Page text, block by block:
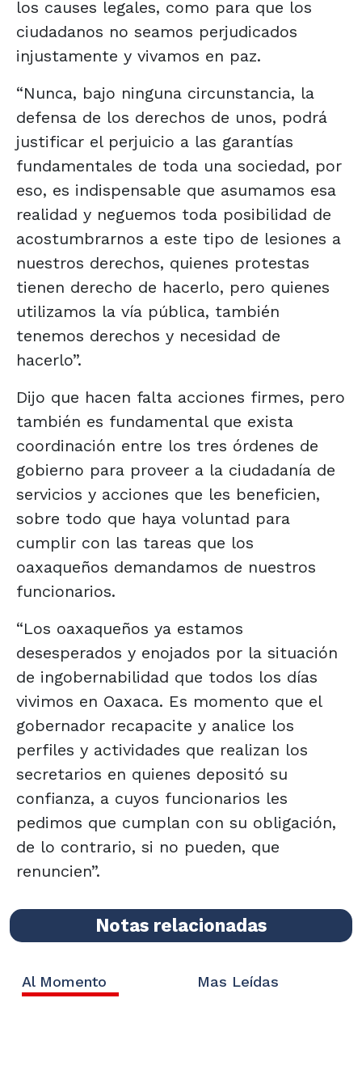
los causes legales, como para que los
ciudadanos no seamos perjudicados
injustamente y vivamos en paz.
“Nunca, bajo ninguna circunstancia, la
defensa de los derechos de unos, podrá
justificar el perjuicio a las garantías
fundamentales de toda una sociedad, por
eso, es indispensable que asumamos esa
realidad y neguemos toda posibilidad de
acostumbrarnos a este tipo de lesiones a
nuestros derechos, quienes protestas
tienen derecho de hacerlo, pero quienes
utilizamos la vía pública, también
tenemos derechos y necesidad de
hacerlo”.
Dijo que hacen falta acciones firmes, pero
también es fundamental que exista
coordinación entre los tres órdenes de
gobierno para proveer a la ciudadanía de
servicios y acciones que les beneficien,
sobre todo que haya voluntad para
cumplir con las tareas que los
oaxaqueños demandamos de nuestros
funcionarios.
“Los oaxaqueños ya estamos
desesperados y enojados por la situación
de ingobernabilidad que todos los días
vivimos en Oaxaca. Es momento que el
gobernador recapacite y analice los
perfiles y actividades que realizan los
secretarios en quienes depositó su
confianza, a cuyos funcionarios les
pedimos que cumplan con su obligación,
de lo contrario, si no pueden, que
renuncien”.
Notas relacionadas
Al Momento Mas Leídas